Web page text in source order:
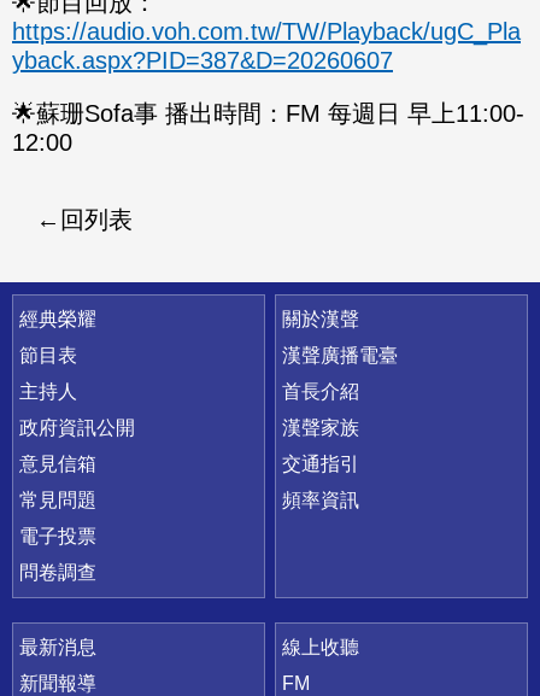
https://audio.voh.com.tw/TW/Playback/ugC_Pla
yback.aspx?PID=387&D=20260607
🌟蘇珊Sofa事 播出時間：FM 每週日 早上11:00-
12:00
回列表
快速連結
經典榮耀
節目表
主持人
政府資訊公開
意見信箱
常見問題
電子投票
問卷調查
關於漢聲
漢聲廣播電臺
首長介紹
漢聲家族
交通指引
頻率資訊
最新消息
新聞報導
線上收聽
FM